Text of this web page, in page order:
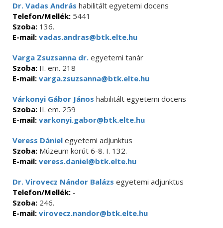
Dr. Vadas András habilitált egyetemi docens
Telefon/Mellék: 5441
Szoba: 136.
E-mail: vadas.andras@btk.elte.hu
Varga Zsuzsanna dr. egyetemi tanár
Szoba: II. em. 218
E-mail: varga.zsuzsanna@btk.elte.hu
Várkonyi Gábor János habilitált egyetemi docens
Szoba: II. em. 259
E-mail: varkonyi.gabor@btk.elte.hu
Veress Dániel egyetemi adjunktus
Szoba: Múzeum körút 6-8. I. 132.
E-mail: veress.daniel@btk.elte.hu
Dr. Virovecz Nándor Balázs egyetemi adjunktus
Telefon/Mellék: -
Szoba: 246.
E-mail: virovecz.nandor@btk.elte.hu